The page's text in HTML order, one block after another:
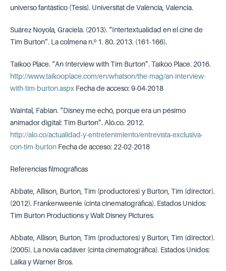
universo fantástico (Tesis). Universitat de València, Valencia.
Suárez Noyola, Graciela. (2013). “Intertextualidad en el cine de
Tim Burton”. La colmena n.º 1. 80. 2013. (161-166).
Taikoo Place. “An Interview with Tim Burton”. Taikoo Place. 2016.
http://www.taikooplace.com/en/whatson/the-mag/an-interview-
with-tim-burton.aspxFecha de acceso: 9-04-2018
Waintal, Fabian. “Disney me echó, porque era un pésimo
animador digital: Tim Burton”. Aló.co. 2012.
http://alo.co/actualidad-y-entretenimiento/entrevista-exclusiva-
con-tim-burtonFecha de acceso: 22-02-2018
Referencias filmográficas
Abbate, Allison, Burton, Tim (productores) y Burton, Tim (director).
(2012). Frankenweenie (cinta cinematográfica). Estados Unidos:
Tim Burton Productions y Walt Disney Pictures.
Abbate, Allison, Burton, Tim (productores) y Burton, Tim (director).
(2005). La novia cadáver (cinta cinematográfica). Estados Unidos:
Laika y Warner Bros.